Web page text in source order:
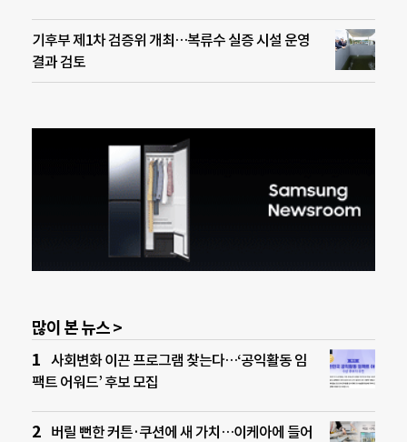
기후부 제1차 검증위 개최…복류수 실증 시설 운영
결과 검토
많이 본 뉴스 >
사회변화 이끈 프로그램 찾는다…‘공익활동 임
팩트 어워드’ 후보 모집
버릴 뻔한 커튼·쿠션에 새 가치…이케아에 들어